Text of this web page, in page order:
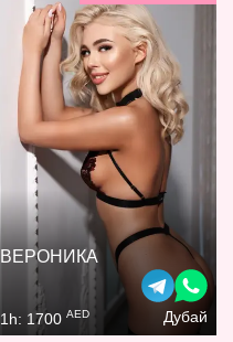
ВЕРОНИКА
1h: 1700 AED Дубай